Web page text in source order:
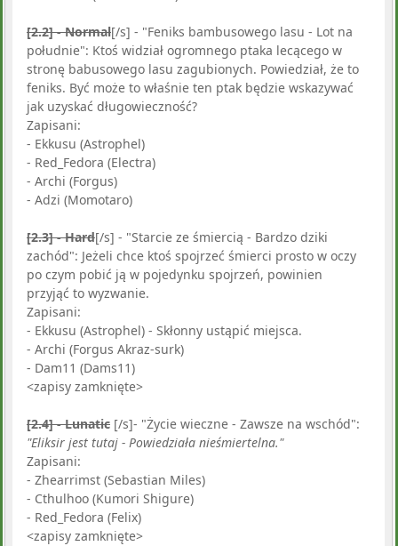
[2.2] - Normal[/s] - "Feniks bambusowego lasu - Lot na
południe": Ktoś widział ogromnego ptaka lecącego w
stronę babusowego lasu zagubionych. Powiedział, że to
feniks. Być może to właśnie ten ptak będzie wskazywać
jak uzyskać długowieczność?
Zapisani:
- Ekkusu (Astrophel)
- Red_Fedora (Electra)
- Archi (Forgus)
- Adzi (Momotaro)
[2.3] - Hard[/s] - "Starcie ze śmiercią - Bardzo dziki
zachód": Jeżeli chce ktoś spojrzeć śmierci prosto w oczy
po czym pobić ją w pojedynku spojrzeń, powinien
przyjąć to wyzwanie.
Zapisani:
- Ekkusu (Astrophel) - Skłonny ustąpić miejsca.
- Archi (Forgus Akraz-surk)
- Dam11 (Dams11)
<zapisy zamknięte>
[2.4] - Lunatic [/s]- "Życie wieczne - Zawsze na wschód":
"Eliksir jest tutaj - Powiedziała nieśmiertelna."
Zapisani:
- Zhearrimst (Sebastian Miles)
- Cthulhoo (Kumori Shigure)
- Red_Fedora (Felix)
<zapisy zamknięte>